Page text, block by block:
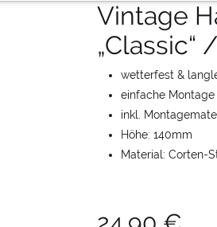
Vintage
„Classic“
wetterfest &
einfache Montage
inkl.
Höhe: 140mm
Material: Corten-